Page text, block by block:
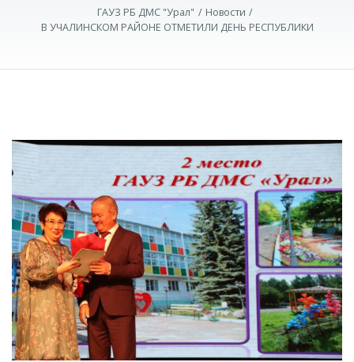
ГАУЗ РБ ДМС "Урал"
Новости
В УЧАЛИНСКОМ РАЙОНЕ ОТМЕТИЛИ ДЕНЬ РЕСПУБЛИКИ